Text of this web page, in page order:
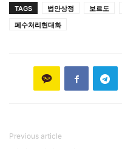
TAGS 법안상정 보르도
폐수처리현대화
Previous article